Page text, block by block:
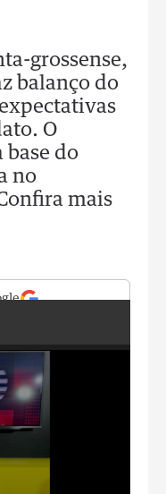
grossense,
balanço do
O
do
no
mais